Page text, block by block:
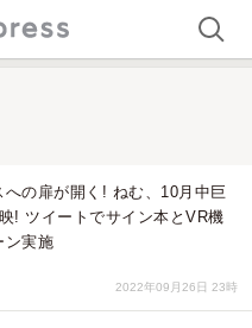
の扉が開く! ねむ、10月中巨
! ツイートでサイン本とVR機
ン実施
2022年09月26日 23時